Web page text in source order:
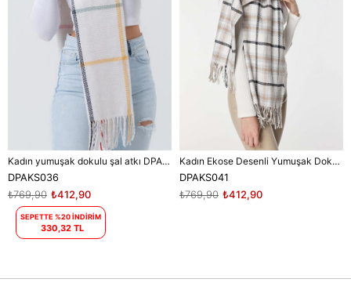
Kadın yumuşak dokulu şal atkı DPAKS036
DPAKS036
₺412,90
₺769,90
SEPETTE %20 İNDİRİM
330,32 TL
Kadın Ekose Desenli Yumuşak Dokulu Püsküllü Şal - Gri/Ekru
DPAKS041
₺412,90
₺769,90